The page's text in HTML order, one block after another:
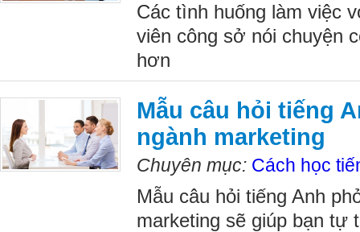
Các tình huống làm việc
viên công sở nói chuyện
hơn
Mẫu câu hỏi tiếng
ngành marketing
Chuyên mục: Cách học
Mẫu câu hỏi tiếng Anh
marketing sẽ giúp bạn tự